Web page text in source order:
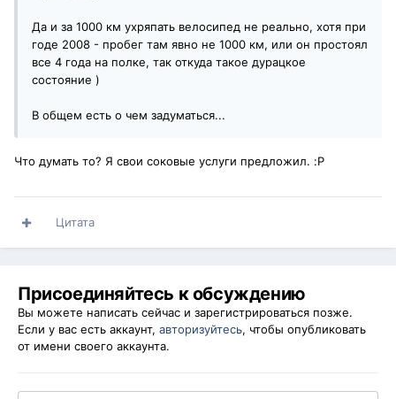
Да и за 1000 км ухряпать велосипед не реально, хотя при
годе 2008 - пробег там явно не 1000 км, или он простоял
все 4 года на полке, так откуда такое дурацкое
состояние )
В общем есть о чем задуматься...
Что думать то? Я свои соковые услуги предложил. :P
Цитата
Присоединяйтесь к обсуждению
Вы можете написать сейчас и зарегистрироваться позже.
Если у вас есть аккаунт, авторизуйтесь, чтобы опубликовать
от имени своего аккаунта.